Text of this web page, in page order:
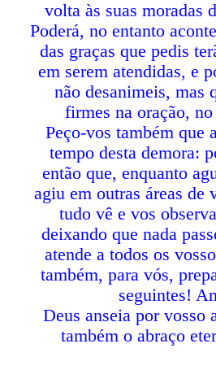
volta às suas moradas
Poderá, no entanto
das graças que pedis
em serem atendidas, e
não desanimeis, mas
firmes na oração,
Peço-vos também que
tempo desta demora:
então que, enquanto
agiu em outras áreas de
tudo vê e vos
deixando que nada
atende a todos os
também, para vós,
seguintes!
Deus anseia por vosso
também o abraço